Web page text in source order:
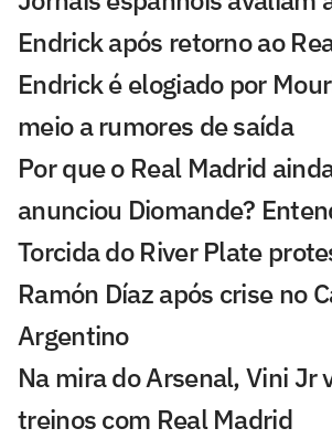
Endrick após retorno ao
Endrick é elogiado por
meio a rumores de saída
Por que o Real Madrid
anunciou Diomande?
Torcida do River Plate
Ramón Díaz após crise no
Argentino
Na mira do Arsenal, Vini Jr
treinos com Real Madrid